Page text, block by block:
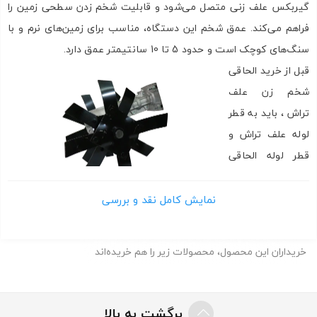
گیربکس علف زنی متصل می‌شود و قابلیت شخم زدن سطحی زمین را
فراهم می‌کند. عمق شخم این دستگاه، مناسب برای زمین‌های نرم و با
سنگ‌های کوچک است و حدود 5 تا 10 سانتیمتر عمق دارد.
قبل از خرید الحاقی
شخم زن علف
تراش ، باید به قطر
لوله علف تراش و
قطر لوله الحاقی
لوله ۲۶ میلیمتر و شفت ۹ خار برخوردار است.
الحاقی است. دستگاه با قدرت بیشتر، بهتر برای استفاده با این الحاقی
نمایش کامل نقد و بررسی
خریداران این محصول، محصولات زیر را هم خریده‌اند
ارسال به ایمیل